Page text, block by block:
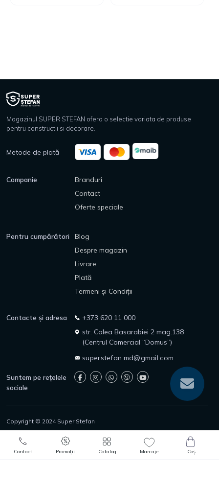
Contact Promoții Catalog Marcaje
0
Coș
Adaugă în Coș
Magazinul SUPER STEFAN ofera o selectie variata de produse
pentru constructii si decorare.
Metode de plată
Companie
Branduri
Contact
Oferte speciale
Pentru cumpărători
Blog
Despre magazin
Livrare
Plată
Termeni și Condiții
Contacte și adresa
+373 620 11 000
str. Calea Basarabiei 2 mag.138
(Centrul Comercial “Domus”)
superstefan.md@gmail.com
Suntem pe rețelele
sociale
Copyright © 2024 Super Stefan
Politica de confidențialitate
Politica de returnare
Protecția consumatorilor